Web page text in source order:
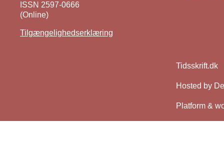
ISSN 2597-0666
(Online)
Tilgængelighedserklæring